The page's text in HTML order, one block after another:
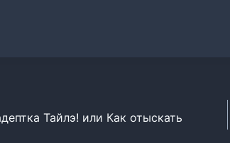
Тайлэ! или Как отыскать